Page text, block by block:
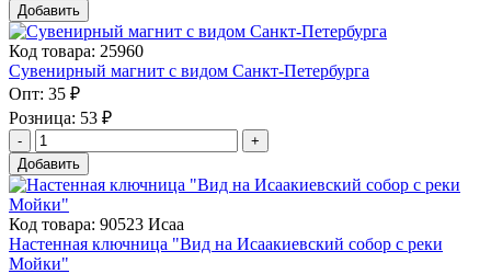
Добавить
Код товара: 25960
Сувенирный магнит с видом Санкт-Петербурга
Опт: 35 ₽
Розница: 53 ₽
Добавить
Код товара: 90523 Исаа
Настенная ключница "Вид на Исаакиевский собор с реки
Мойки"